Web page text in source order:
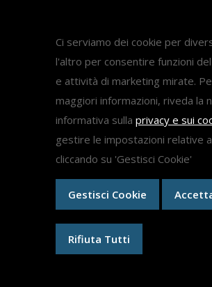
Ci serviamo dei cookie per
l'altro per consentire funzioni
e attività di marketing mirate.
maggiori informazioni, riveda la
informativa sulla privacy e sui
gestire le impostazioni relative
cliccando su 'Gestisci Cookie'
Gestisci Cookie
Rifiuta Tutti
Ricorsi
Ricorsi Test Medicina 2024
Ricorso Concorso Dirigenti Scolastici
Ricorsi specializzazioni mediche